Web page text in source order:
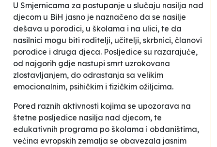
U Smjernicama za postupanje u slučaju nasilja nad
djecom u BiH jasno je naznačeno da se nasilje
dešava u porodici, u školama i na ulici, te da
nasilnici mogu biti roditelji, učitelji, skrbnici, članovi
porodice i druga djeca. Posljedice su razarajuće,
od najgorih gdje nastupi smrt uzrokovana
zlostavljanjem, do odrastanja sa velikim
emocionalnim, psihičkim i fizičkim ožiljcima.
Pored raznih aktivnosti kojima se upozorava na
štetne posljedice nasilja nad djecom, te
edukativnih programa po školama i obdaništima,
većina evropskih zemalja se obavezala jasnim